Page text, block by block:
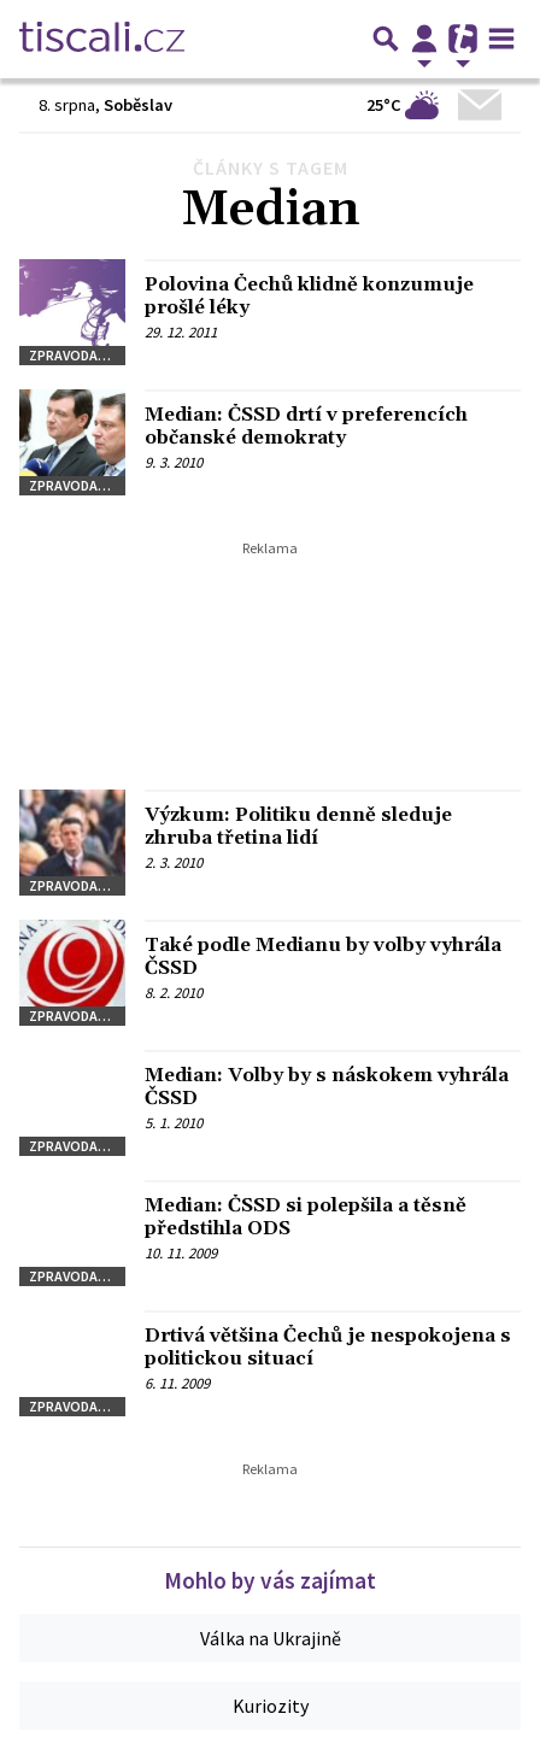
8. srpna, Soběslav 25°C
ČLÁNKY S TAGEM
Median
ZPRAVODAJSTVÍ
Polovina Čechů klidně konzumuje
prošlé léky
29. 12. 2011
ZPRAVODAJSTVÍ
Median: ČSSD drtí v preferencích
občanské demokraty
9. 3. 2010
ZPRAVODAJSTVÍ
Výzkum: Politiku denně sleduje
zhruba třetina lidí
2. 3. 2010
ZPRAVODAJSTVÍ
Také podle Medianu by volby vyhrála
ČSSD
8. 2. 2010
ZPRAVODAJSTVÍ
Median: Volby by s náskokem vyhrála
ČSSD
5. 1. 2010
ZPRAVODAJSTVÍ
Median: ČSSD si polepšila a těsně
předstihla ODS
10. 11. 2009
ZPRAVODAJSTVÍ
Drtivá většina Čechů je nespokojena s
politickou situací
6. 11. 2009
4 Další
Mohlo by vás zajímat
Válka na Ukrajině
Kuriozity